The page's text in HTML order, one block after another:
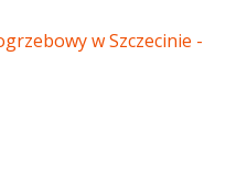
w Szczecinie -